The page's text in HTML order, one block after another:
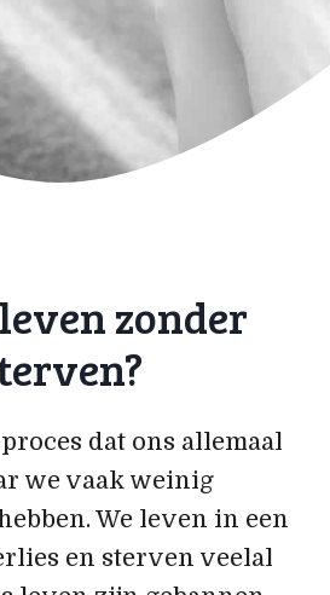
zonder
dat ons allemaal
we vaak weinig
We leven in een
en sterven veelal